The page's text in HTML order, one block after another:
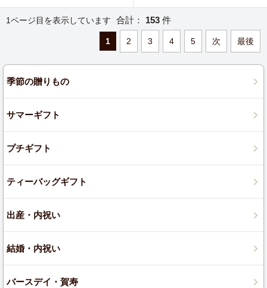
1ページ目を表示しています 合計： 153 件
1 2 3 4 5 次 最後
季節の贈りもの
サマーギフト
プチギフト
ティーバッグギフト
出産・内祝い
結婚・内祝い
バースデイ・賀寿